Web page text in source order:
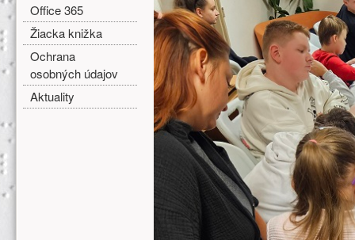
Office 365
Žiacka knižka
Ochrana
osobných údajov
Aktuality